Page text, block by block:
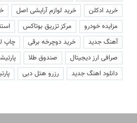
خرید ادکلن
خرید لوازم آرایشی اصل
مزایده خودرو
مرکز تزریق بوتاکس
آهنگ جدید
خرید دوچرخه برقی چاپ
صرافی ارز دیجیتال
صندوق طلا
دانلود اهنگ جدید
رزرو هتل دبی